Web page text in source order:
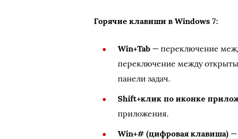
Горячие клавиши в Windows 7:
Win+Tab — переключение
переключение между
панели задач.
Shift+клик по иконке
приложения.
Win+# (цифровая клавиша) —